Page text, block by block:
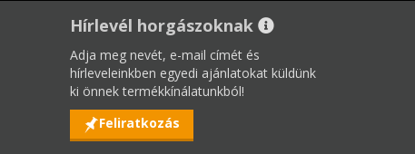
Hírlevél horgászoknak
Adja meg nevét, e-mail címét és
hírleveleinkben egyedi ajánlatokat küldünk
ki önnek termékkínálatunkból!
Feliratkozás